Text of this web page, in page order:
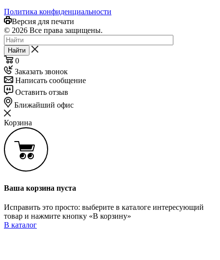
Политика конфиденциальности
Версия для печати
© 2026 Все права защищены.
Найти
0
Заказать звонок
Написать сообщение
Оставить отзыв
Ближайший офис
Корзина
Ваша корзина пуста
Исправить это просто: выберите в каталоге интересующий
товар и нажмите кнопку «В корзину»
В каталог